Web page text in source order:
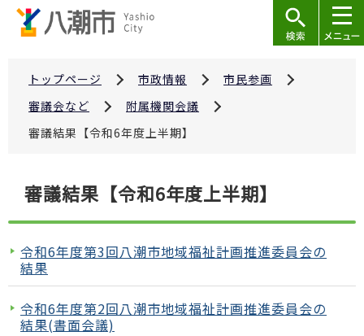
トップページ 市政情報
市民参画
審議会など
附属機関会議
審議結果【令和6年度上半期】
こ
か
ら
審議結果【令和6年度上半期】
令和6年度第3回八潮市地域福祉計画推進委員会の
結果
令和6年度第2回八潮市地域福祉計画推進委員会の
結果(書面会議)